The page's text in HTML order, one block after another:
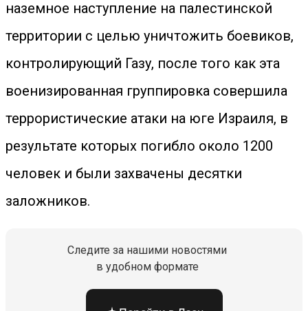
наземное наступление на палестинской
территории с целью уничтожить боевиков,
контролирующий Газу, после того как эта
военизированная группировка совершила
террористические атаки на юге Израиля, в
результате которых погибло около 1200
человек и были захвачены десятки
заложников.
Следите за нашими новостями
в удобном формате